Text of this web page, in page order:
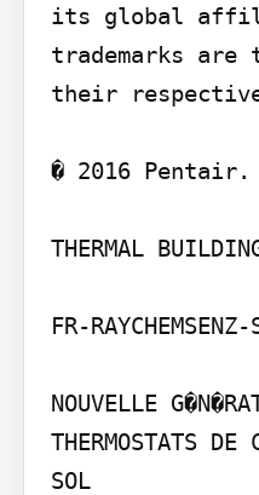
its global
trademarks
their
� 2016 Pentair.
THERMAL
FR-
NOUVELLE
THERMOSTATS DE
SOL